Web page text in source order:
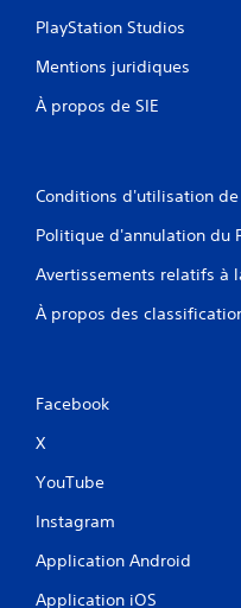
PlayStation Studios
Mentions juridiques
À propos de SIE
Conditions d'utilisation
Politique d'annulation du
Avertissements relatifs à
À propos des
Facebook
X
YouTube
Instagram
Application Android
Application iOS